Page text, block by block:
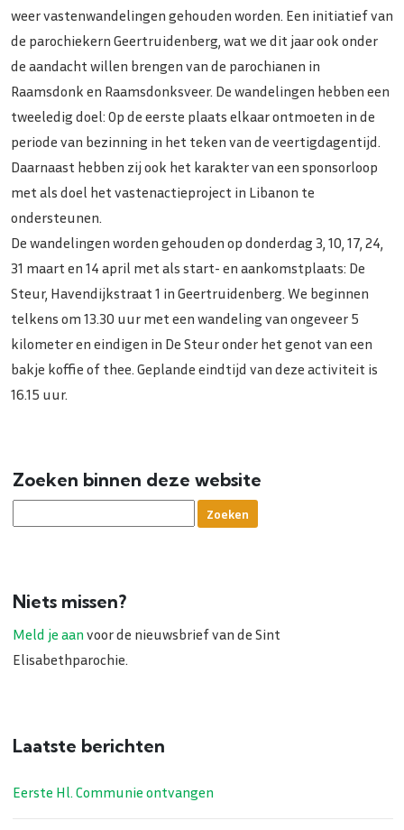
weer vastenwandelingen gehouden worden. Een initiatief van
de parochiekern Geertruidenberg, wat we dit jaar ook onder
de aandacht willen brengen van de parochianen in
Raamsdonk en Raamsdonksveer. De wandelingen hebben een
tweeledig doel: Op de eerste plaats elkaar ontmoeten in de
periode van bezinning in het teken van de veertigdagentijd.
Daarnaast hebben zij ook het karakter van een sponsorloop
met als doel het vastenactieproject in Libanon te
ondersteunen.
De wandelingen worden gehouden op donderdag 3, 10, 17, 24,
31 maart en 14 april met als start- en aankomstplaats: De
Steur, Havendijkstraat 1 in Geertruidenberg. We beginnen
telkens om 13.30 uur met een wandeling van ongeveer 5
kilometer en eindigen in De Steur onder het genot van een
bakje koffie of thee. Geplande eindtijd van deze activiteit is
16.15 uur.
Zoeken binnen deze website
Niets missen?
Meld je aan voor de nieuwsbrief van de Sint
Elisabethparochie.
Laatste berichten
Eerste Hl. Communie ontvangen